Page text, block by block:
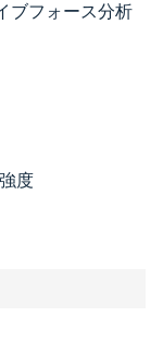
ブフォース分析
度